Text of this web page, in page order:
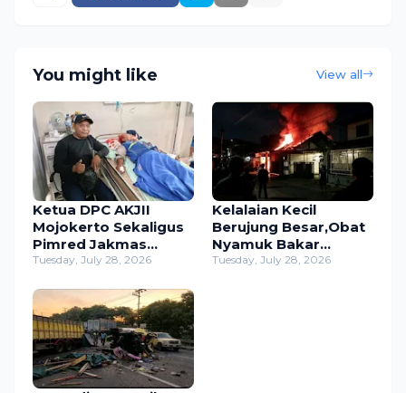
You might like View all
Ketua DPC AKJII
Mojokerto Sekaligus
Pimred Jakmas
Jenguk Zaenal
Terpatok Ular Cobra
Tuesday, July 28, 2026
Kelalaian Kecil
Berujung Besar,Obat
Nyamuk Bakar
Hanguskan Rumah
Tuesday, July 28, 2026